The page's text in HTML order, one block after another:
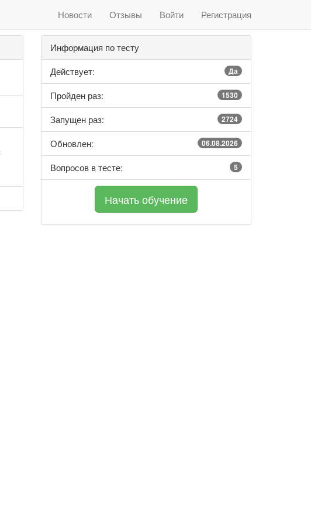
Новости Отзывы Войти Регистрация
Информация по тесту
Действует:
Да
Пройден раз: 1530
Запущен раз: 2724
Обновлен: 06.08.2026
Вопросов в тесте: 5